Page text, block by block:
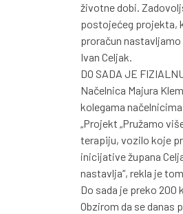
životne dobi.
postojećeg projekta,
proračun
Ivan Celjak.
DO SADA JE
Načelnica Majura
kolegama
„Projekt „Pružamo
terapiju, vozilo koje
inicijative župana
nastavlja“, rekla je
Do sada je preko
Obzirom da se danas